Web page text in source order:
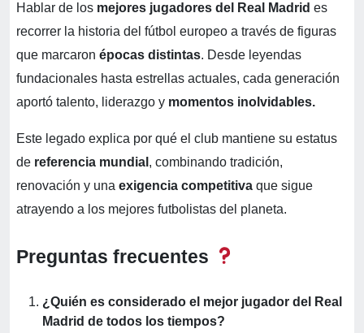
Hablar de los mejores jugadores del Real Madrid es
recorrer la historia del fútbol europeo a través de figuras
que marcaron épocas distintas. Desde leyendas
fundacionales hasta estrellas actuales, cada generación
aportó talento, liderazgo y momentos inolvidables.
Este legado explica por qué el club mantiene su estatus
de referencia mundial , combinando tradición,
renovación y una exigencia competitiva que sigue
atrayendo a los mejores futbolistas del planeta.
Preguntas frecuentes
¿Quién es considerado el mejor jugador del Real
Madrid de todos los tiempos?